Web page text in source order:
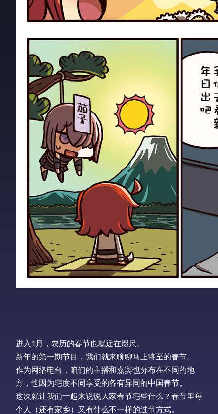
进入1月，农历的春节也就近在咫尺。
新年的第一期节目，我们就来聊聊马上将至的春节。
作为网络电台，咱们的主播和嘉宾也分布在不同的地
方，也因为宅度不同享受的各有异同的中国春节。
这次就让我们一起来说说大家春节宅些什么？春节里每
个人（还有家乡）又有什么不一样的过节方式。